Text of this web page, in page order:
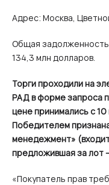
Адрес: Москва,
Общая задолженность
134,3 млн долларов.
Торги проходили на
РАД в форме запроса
цене принимались с
Победителем
менедежмент» (входит
предложившая за лот
«Покупатель прав